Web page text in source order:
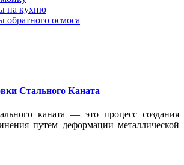
на кухню
обратного осмоса
Стального Каната
каната — это процесс создания
путем деформации металлической